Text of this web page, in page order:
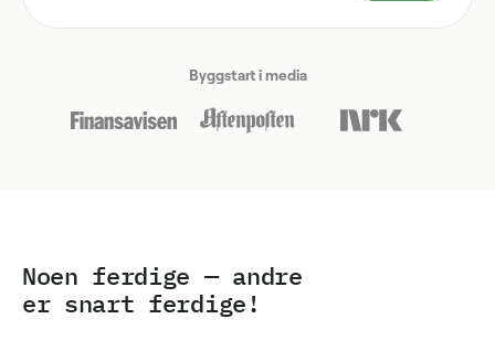
Byggstart i media
Noen ferdige — andre
er snart ferdige!